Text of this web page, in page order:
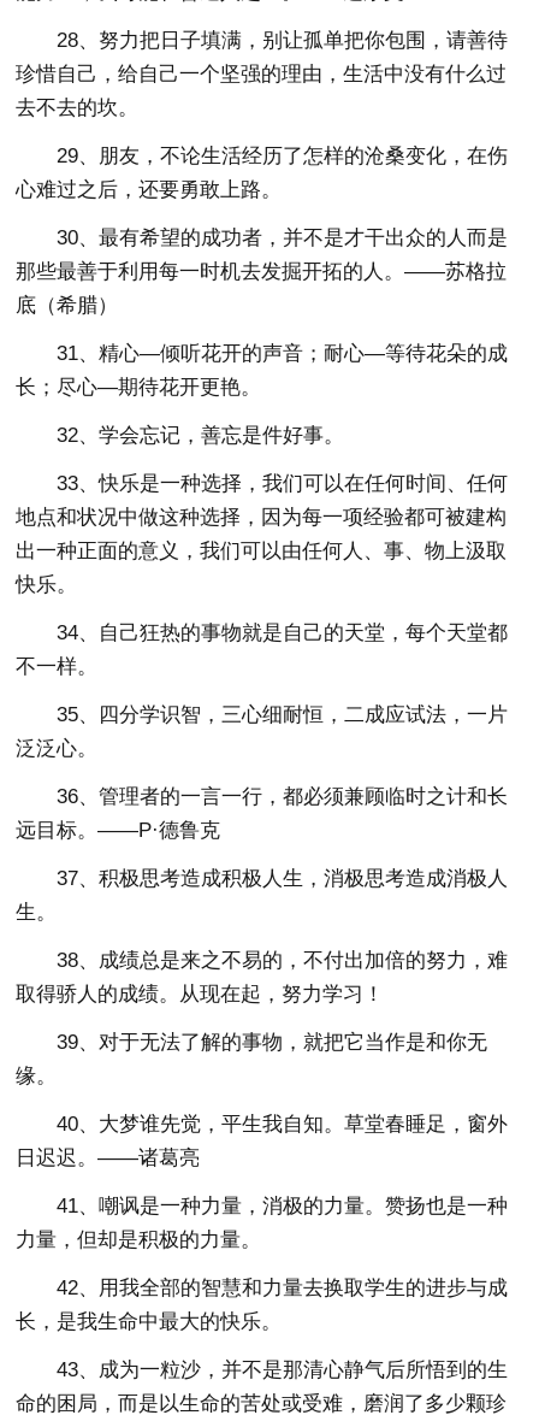
28、努力把日子填满，别让孤单把你包围，请善待
珍惜自己，给自己一个坚强的理由，生活中没有什么过
去不去的坎。
29、朋友，不论生活经历了怎样的沧桑变化，在伤
心难过之后，还要勇敢上路。
30、最有希望的成功者，并不是才干出众的人而是
那些最善于利用每一时机去发掘开拓的人。——苏格拉
底（希腊）
31、精心—倾听花开的声音；耐心—等待花朵的成
长；尽心—期待花开更艳。
32、学会忘记，善忘是件好事。
33、快乐是一种选择，我们可以在任何时间、任何
地点和状况中做这种选择，因为每一项经验都可被建构
出一种正面的意义，我们可以由任何人、事、物上汲取
快乐。
34、自己狂热的事物就是自己的天堂，每个天堂都
不一样。
35、四分学识智，三心细耐恒，二成应试法，一片
泛泛心。
36、管理者的一言一行，都必须兼顾临时之计和长
远目标。——P·德鲁克
37、积极思考造成积极人生，消极思考造成消极人
生。
38、成绩总是来之不易的，不付出加倍的努力，难
取得骄人的成绩。从现在起，努力学习！
39、对于无法了解的事物，就把它当作是和你无
缘。
40、大梦谁先觉，平生我自知。草堂春睡足，窗外
日迟迟。——诸葛亮
41、嘲讽是一种力量，消极的力量。赞扬也是一种
力量，但却是积极的力量。
42、用我全部的智慧和力量去换取学生的进步与成
长，是我生命中最大的快乐。
43、成为一粒沙，并不是那清心静气后所悟到的生
命的困局，而是以生命的苦处或受难，磨润了多少颗珍